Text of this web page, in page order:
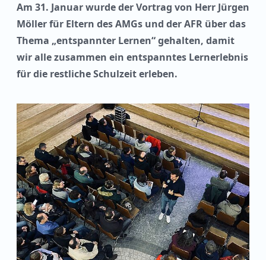
Am 31. Januar wurde der Vortrag von Herr Jürgen
Möller für Eltern des AMGs und der AFR über das
Thema „entspannter Lernen“ gehalten, damit
wir alle zusammen ein entspanntes Lernerlebnis
für die restliche Schulzeit erleben.